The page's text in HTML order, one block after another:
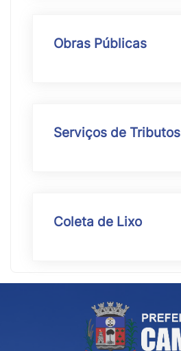
Obras Públicas
Serviços de Tributos
Coleta de Lixo